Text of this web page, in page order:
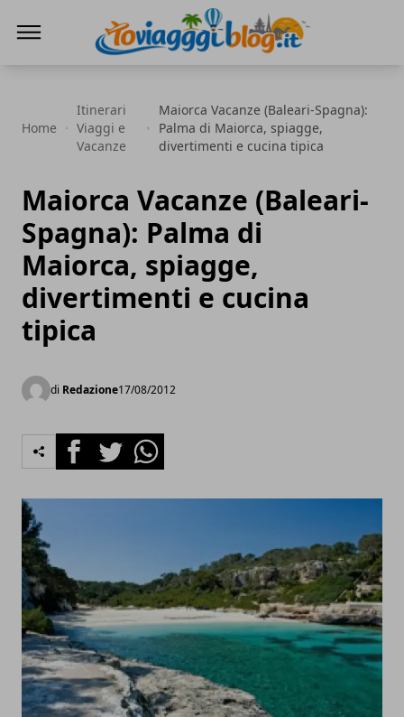
Home
Itinerari
Viaggi e
Vacanze
Maiorca Vacanze (Baleari-Spagna):
Palma di Maiorca, spiagge,
divertimenti e cucina tipica
Maiorca Vacanze (Baleari-
Spagna): Palma di
Maiorca, spiagge,
divertimenti e cucina
tipica
di Redazione17/08/2012
FacebookTwitterWhatsapp